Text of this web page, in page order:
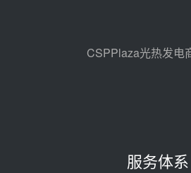
前天 08-05
2026-2029
CSPPlaza光热发电
服务体系